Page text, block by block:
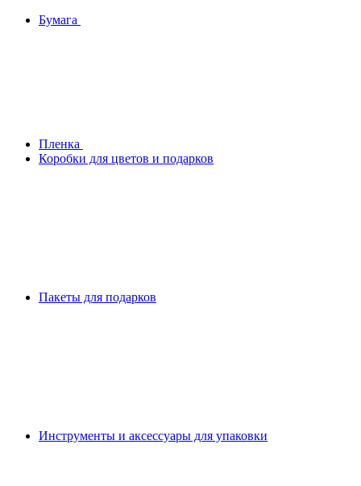
Бумага
Плeнка
Коробки для цветов и подарков
Пакеты для подарков
Инструменты и аксессуары для упаковки